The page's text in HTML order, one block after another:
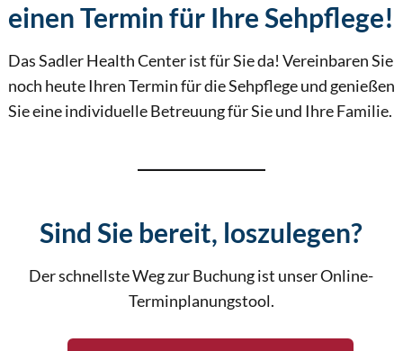
einen Termin für Ihre Sehpflege!
Das Sadler Health Center ist für Sie da! Vereinbaren Sie
noch heute Ihren Termin für die Sehpflege und genießen
Sie eine individuelle Betreuung für Sie und Ihre Familie.
Sind Sie bereit, loszulegen?
Der schnellste Weg zur Buchung ist unser Online-
Terminplanungstool.